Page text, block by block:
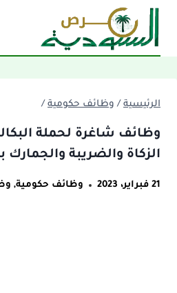
التجاوز
المحتوى
الرئيسية / وظائف حكومية /
وظائف شاغرة لحملة
الزكاة والضريبة والجمارك
21 فبراير، 2023 وظائف حكومية,